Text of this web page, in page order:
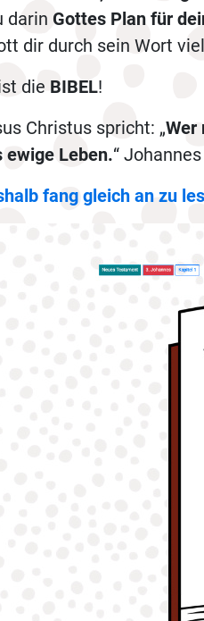
darin Gottes Plan für
dir durch sein Wort viel
die BIBEL!
Christus spricht: „Wer
ewige Leben.“
fang gleich an zu